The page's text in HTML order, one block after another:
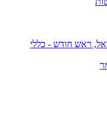
ראש חודש - כללי